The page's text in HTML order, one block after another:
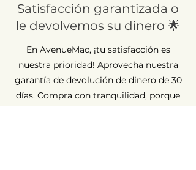
Satisfacción garantizada o
le devolvemos su dinero 🌟
En AvenueMac, ¡tu satisfacción es
nuestra prioridad! Aprovecha nuestra
garantía de devolución de dinero de 30
días. Compra con tranquilidad, porque